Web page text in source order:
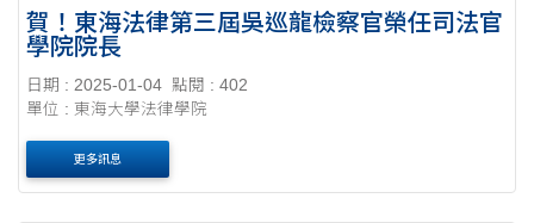
賀！東海法律第三屆吳巡龍檢察官榮任司法官
學院院長
日期 : 2025-01-04 點閱 : 402
單位 : 東海大學法律學院
更多訊息